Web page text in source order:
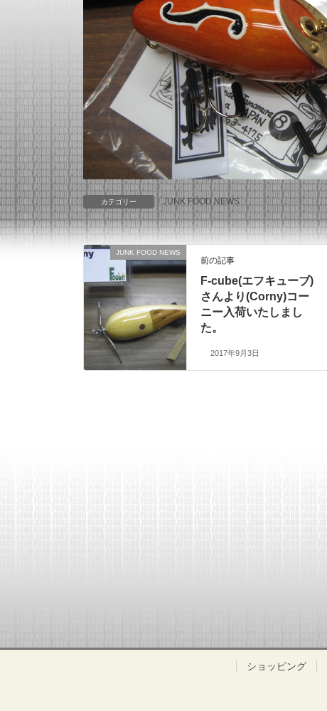
カテゴリー JUNK FOOD NEWS
JUNK FOOD NEWS
前の記事
F-cube(エフキューブ)
さんより(Corny)コー
ニー入荷いたしまし
た。
2017年9月3日
ショッピング